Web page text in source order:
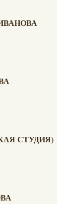
СТУДИЯ)